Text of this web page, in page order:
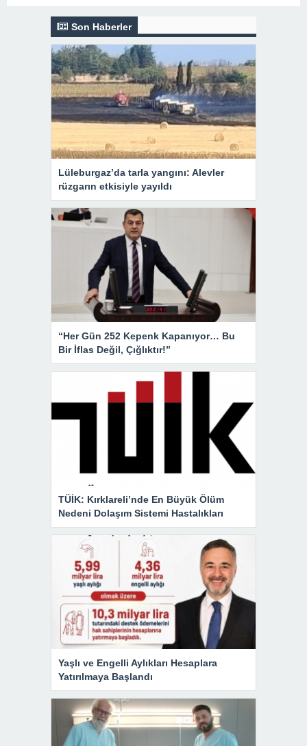
Son Haberler
Lüleburgaz’da tarla yangını: Alevler
rüzgarın etkisiyle yayıldı
“Her Gün 252 Kepenk Kapanıyor… Bu
Bir İflas Değil, Çığlıktır!”
TÜİK: Kırklareli’nde En Büyük Ölüm
Nedeni Dolaşım Sistemi Hastalıkları
Yaşlı ve Engelli Aylıkları Hesaplara
Yatırılmaya Başlandı